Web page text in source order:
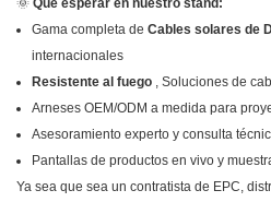
🌞 Qué esperar en nuestro stand:
Gama completa deCables solares de
internacionales
Resistente al fuego , Soluciones de
Arneses OEM/ODM a medida para
Asesoramiento experto y consulta
Pantallas de productos en vivo y
Ya sea que sea un contratista de EPC,